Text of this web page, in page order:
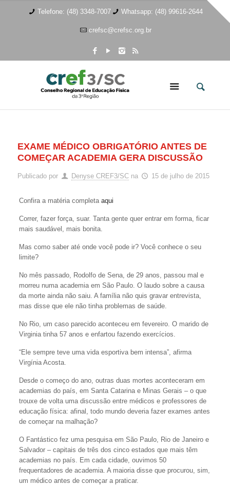
Telefone: (48) 3348-7007 Whatsapp: (48) 99616-2644
crefsc@crefsc.org.br
EXAME MÉDICO OBRIGATÓRIO ANTES DE
COMEÇAR ACADEMIA GERA DISCUSSÃO
Publicado por Denyse CREF3/SC na 15 de julho de 2015
Confira a matéria completaaqui
Correr, fazer força, suar. Tanta gente quer entrar em forma, ficar
mais saudável, mais bonita.
Mas como saber até onde você pode ir? Você conhece o seu
limite?
No mês passado, Rodolfo de Sena, de 29 anos, passou mal e
morreu numa academia em São Paulo. O laudo sobre a causa
da morte ainda não saiu. A família não quis gravar entrevista,
mas disse que ele não tinha problemas de saúde.
No Rio, um caso parecido aconteceu em fevereiro. O marido de
Virginia tinha 57 anos e enfartou fazendo exercícios.
“Ele sempre teve uma vida esportiva bem intensa”, afirma
Virgínia Acosta.
Desde o começo do ano, outras duas mortes aconteceram em
academias do país, em Santa Catarina e Minas Gerais – o que
trouxe de volta uma discussão entre médicos e professores de
educação física: afinal, todo mundo deveria fazer exames antes
de começar na malhação?
O Fantástico fez uma pesquisa em São Paulo, Rio de Janeiro e
Salvador – capitais de três dos cinco estados que mais têm
academias no país. Em cada cidade, ouvimos 50
frequentadores de academia. A maioria disse que procurou, sim,
um médico antes de começar a praticar.